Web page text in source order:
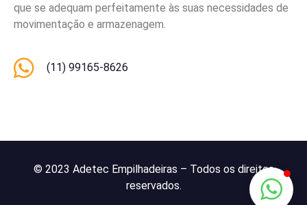
que se adequam perfeitamente às suas necessidades de
movimentação e armazenagem.
(11) 99165-8626
© 2023 Adetec Empilhadeiras – Todos os direitos
reservados.